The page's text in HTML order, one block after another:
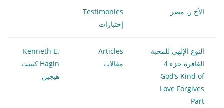
الأخ ر. مصر
Testimonies
إختبارات
النوع الإلهي للمحبة
الغافرة جزء 4
God’s Kind of
Love Forgives
Part
Articles
مقالات
Kenneth E.
Hagin كينيث
هيجين